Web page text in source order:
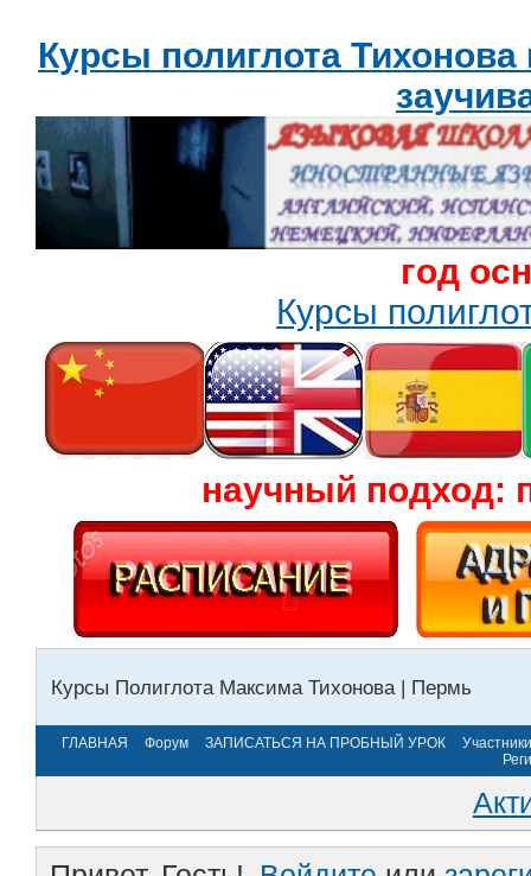
Курсы полиглота
год
Курсы
научный подход:
Курсы Полиглота Максима Тихонова | Пермь
ГЛАВНАЯ Форум ЗАПИСАТЬСЯ НА ПРОБНЫЙ УРОК
Участники